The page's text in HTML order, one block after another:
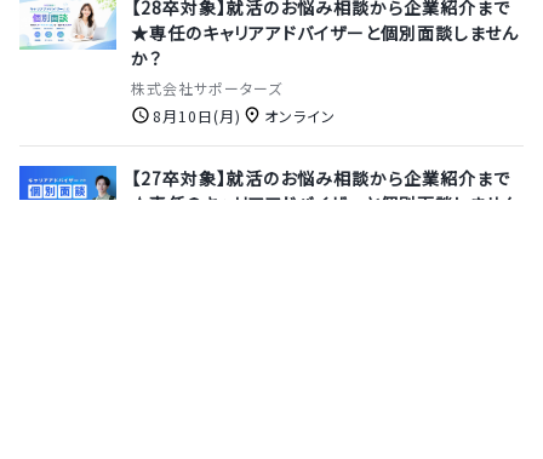
【28卒対象】就活のお悩み相談から企業紹介まで
★専任のキャリアアドバイザーと個別面談しません
か？
株式会社サポーターズ
8月10日(月)
オンライン
【27卒対象】就活のお悩み相談から企業紹介まで
★専任のキャリアアドバイザーと個別面談しません